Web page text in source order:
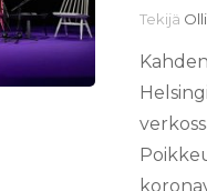
Tekijä